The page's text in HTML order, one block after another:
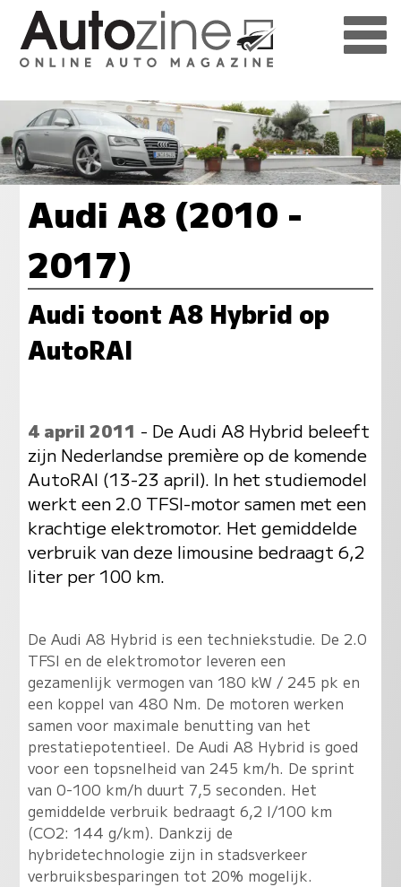
Audi A8 (2010 -
2017)
Audi toont A8 Hybrid op
AutoRAI
4 april 2011 - De Audi A8 Hybrid beleeft
zijn Nederlandse première op de komende
AutoRAI (13-23 april). In het studiemodel
werkt een 2.0 TFSI-motor samen met een
krachtige elektromotor. Het gemiddelde
verbruik van deze limousine bedraagt 6,2
liter per 100 km.
De Audi A8 Hybrid is een techniekstudie. De 2.0
TFSI en de elektromotor leveren een
gezamenlijk vermogen van 180 kW / 245 pk en
een koppel van 480 Nm. De motoren werken
samen voor maximale benutting van het
prestatiepotentieel. De Audi A8 Hybrid is goed
voor een topsnelheid van 245 km/h. De sprint
van 0-100 km/h duurt 7,5 seconden. Het
gemiddelde verbruik bedraagt 6,2 l/100 km
(CO2: 144 g/km). Dankzij de
hybridetechnologie zijn in stadsverkeer
verbruiksbesparingen tot 20% mogelijk.